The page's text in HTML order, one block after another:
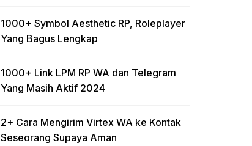
1000+ Symbol Aesthetic RP, Roleplayer
Yang Bagus Lengkap
1000+ Link LPM RP WA dan Telegram
Yang Masih Aktif 2024
2+ Cara Mengirim Virtex WA ke Kontak
Seseorang Supaya Aman